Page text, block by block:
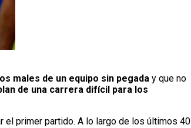
males de un equipo sin pegada y que no
de una carrera difícil para los
el primer partido. A lo largo de los últimos 40